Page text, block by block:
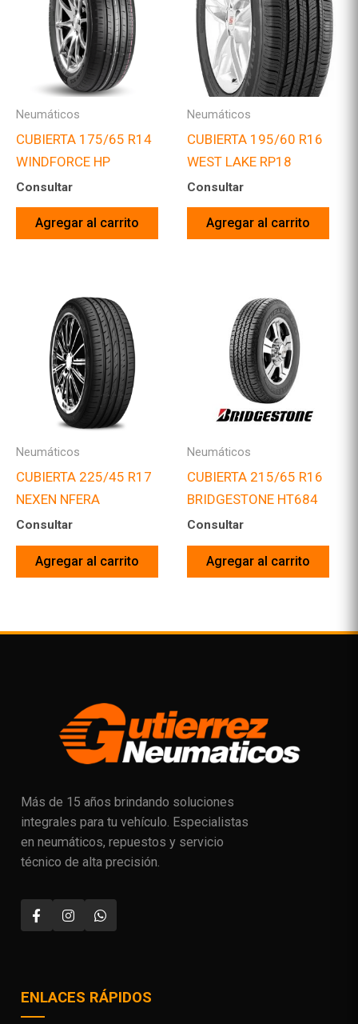
Neumáticos
CUBIERTA 175/65 R14
WINDFORCE HP
Consultar
Agregar al carrito
Neumáticos
CUBIERTA 195/60 R16
WEST LAKE RP18
Consultar
Agregar al carrito
Neumáticos
CUBIERTA 225/45 R17
NEXEN NFERA
Consultar
Agregar al carrito
Neumáticos
CUBIERTA 215/65 R16
BRIDGESTONE HT684
Consultar
Agregar al carrito
Más de 15 años brindando soluciones
integrales para tu vehículo. Especialistas
en neumáticos, repuestos y servicio
técnico de alta precisión.
ENLACES RÁPIDOS